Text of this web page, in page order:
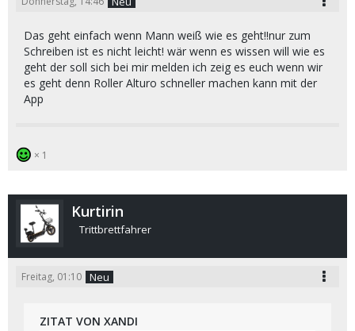
Das geht einfach wenn Mann weiß wie es geht!!nur zum
Schreiben ist es nicht leicht! wär wenn es wissen will wie es
geht der soll sich bei mir melden ich zeig es euch wenn wir
es geht denn Roller Alturo schneller machen kann mit der
App
1
Kurtirin
Trittbrettfahrer
Freitag, 01:10 Neu
ZITAT VON XANDI